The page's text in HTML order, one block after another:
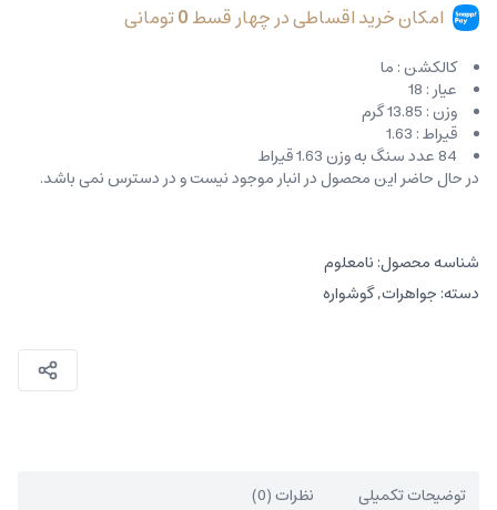
امکان خرید اقساطی در چهار قسط0تومانی
کالکشن : ما
عیار : 18
وزن : 13.85 گرم
قیراط : 1.63
84 عدد سنگ به وزن 1.63 قیراط
در حال حاضر این محصول در انبار موجود نیست و در دسترس نمی باشد.
شناسه محصول: نامعلوم
دسته: جواهرات,گوشواره
توضیحات تکمیلی نظرات (0)